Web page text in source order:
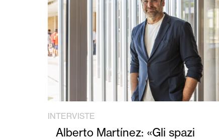
INTERVISTE
Alberto Martínez: «Gli spazi